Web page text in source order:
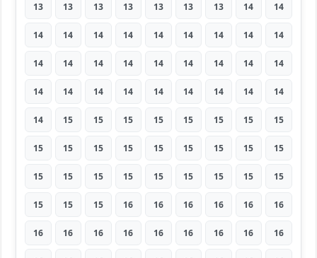
13 13 13 13 13 13 13 14 14
14 14 14 14 14 14 14 14 14
14 14 14 14 14 14 14 14 14
14 14 14 14 14 14 14 14 14
14 15 15 15 15 15 15 15 15
15 15 15 15 15 15 15 15 15
15 15 15 15 15 15 15 15 15
15 15 15 16 16 16 16 16 16
16 16 16 16 16 16 16 16 16